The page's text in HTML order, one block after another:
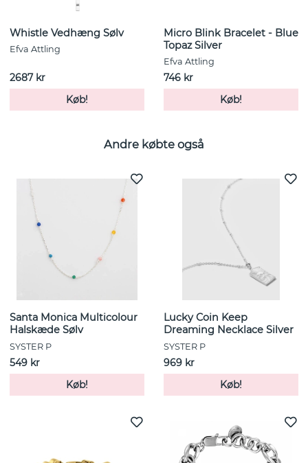
Whistle Vedhæng Sølv
Efva Attling
2687 kr
Køb!
Micro Blink Bracelet - Blue
Topaz Silver
Efva Attling
746 kr
Køb!
Andre købte også
Santa Monica Multicolour
Halskæde Sølv
SYSTER P
549 kr
Køb!
Lucky Coin Keep
Dreaming Necklace Silver
SYSTER P
969 kr
Køb!